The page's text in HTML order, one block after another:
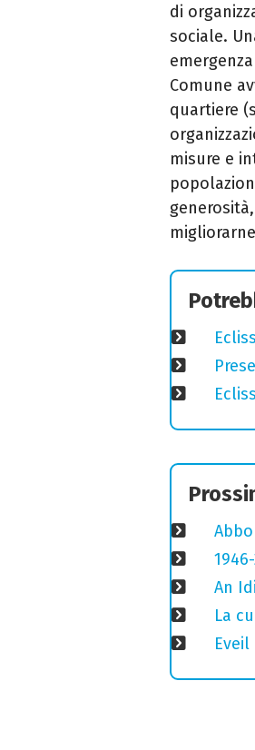
di
sociale.
Comune
quartiere
misure e
An
La
Eveil